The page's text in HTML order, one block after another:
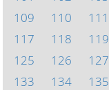
109
110 111
117
118 119
125
126 127
133
134 135